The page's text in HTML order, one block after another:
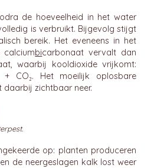
de hoeveelheid in het water
is verbruikt. Bijgevolg stijgt
bereik. Het eveneens in het
bicarbonaat vervalt dan
, waarbij kooldioxide vrijkomt:
+ CO₂. Het moeilijk oplosbare
zichtbaar neer.
op: planten produceren
de neergeslagen kalk lost weer